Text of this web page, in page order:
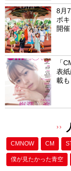
8月
ボ
開催
「
表
載
CMNOW CM
僕が⾒たかった⻘空